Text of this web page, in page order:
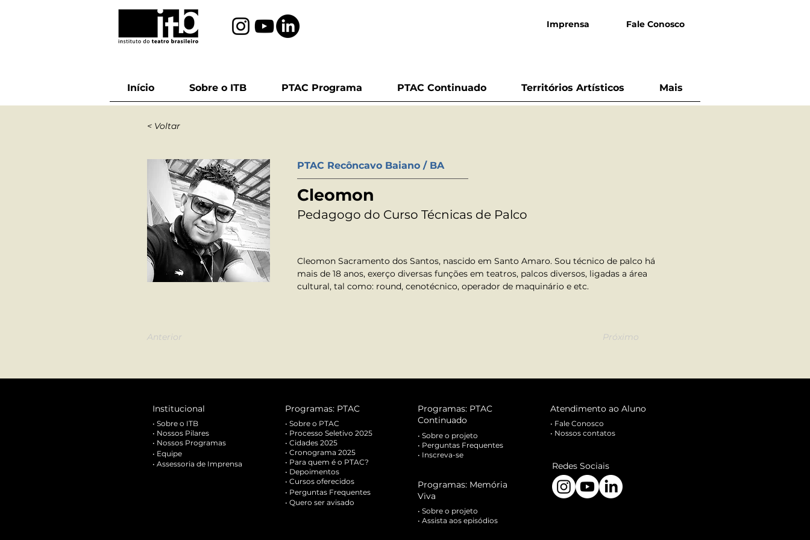
Imprensa Fale Conosco
Início Sobre o ITB PTAC Programa PTAC Continuado Territórios Artísticos Mais
< Voltar
PTAC Recôncavo Baiano / BA
Cleomon
Pedagogo do Curso Técnicas de Palco
Cleomon Sacramento dos Santos, nascido em Santo Amaro. Sou técnico de palco há
mais de 18 anos, exerço diversas funções em teatros, palcos diversos, ligadas a área
cultural, tal como: round, cenotécnico, operador de maquinário e etc.
Anterior Próximo
Institucional
• Sobre o ITB
• Nossos Pilares
• Nossos Programas
• Equipe
• Assessoria de Imprensa
Programas: PTAC
• Sobre o PTAC
• Processo Seletivo 2025
• Cidades 2025
• Cronograma 2025
• Para quem é o PTAC?
• Depoimentos
• Cursos oferecidos
• Perguntas Frequentes
• Quero ser avisado
Programas: PTAC
Continuado
• Sobre o projeto
• Perguntas Frequentes
• Inscreva-se
Programas: Memória
Viva
• Sobre o projeto
• Assista aos episódios
Atendimento ao Aluno
• Fale Conosco
• Nossos contatos
Redes Sociais